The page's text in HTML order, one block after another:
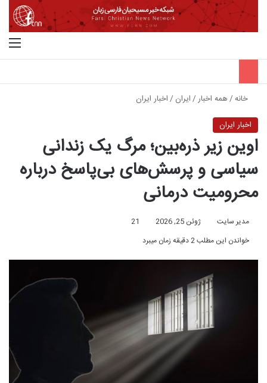
خانه/همه اخبار/ایران /اخبار ایران
اخبار ایران
اوین زیر ذره‌بین؛ مرگ یک زندانی
سیاسی و پرسش‌های بی‌پاسخ درباره
محرومیت درمانی
مدیر سایت ژوئن 25, 2026
21
خواندن این مطلب 2 دقیقه زمان میبرد